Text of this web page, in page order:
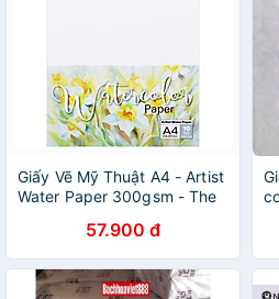
Giấy Vẽ Mỹ Thuật A4 - Artist
Water Paper 300gsm - The
57.900 đ